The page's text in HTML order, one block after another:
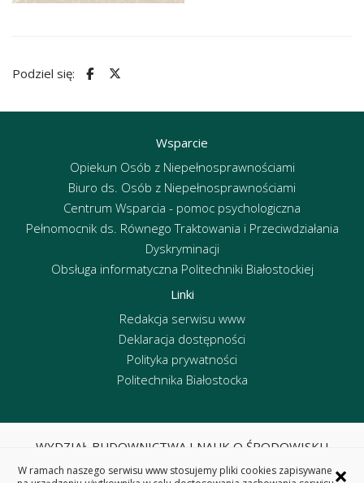
Podziel się:
Wsparcie
Opiekun Osób z Niepełnosprawnościami
Biuro ds. Osób z Niepełnosprawnościami
Centrum Wsparcia - pomoc psychologiczna
Pełnomocnik ds. Równego Traktowania i Przeciwdziałania
Dyskryminacji
Obsługa informatyczna Politechniki Białostockiej
Linki
Redakcja serwisu www
Deklaracja dostępności
Polityka prywatności
Politechnika Białostocka
WYDZIAŁ BUDOWNICTWA I NAUK O ŚRODOWISKU
×
W ramach naszego serwisu www stosujemy pliki cookies zapisywane